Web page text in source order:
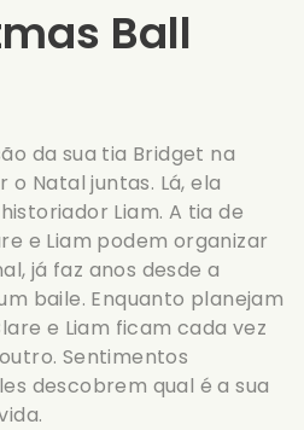
Ball
da sua tia Bridget na
Natal juntas. Lá, ela
Liam. A tia de
e Liam podem organizar
já faz anos desde a
baile. Enquanto planejam
e Liam ficam cada vez
Sentimentos
descobrem qual é a sua